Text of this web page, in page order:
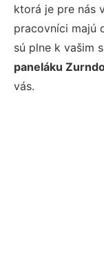
ktorá je pre nás
pracovníci majú
sú plne k vašim
paneláku
vás.